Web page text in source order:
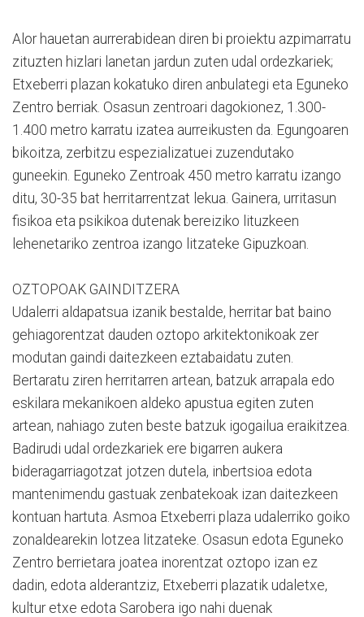
Alor hauetan aurrerabidean diren bi proiektu azpimarratu
zituzten hizlari lanetan jardun zuten udal ordezkariek;
Etxeberri plazan kokatuko diren anbulategi eta Eguneko
Zentro berriak. Osasun zentroari dagokionez, 1.300-
1.400 metro karratu izatea aurreikusten da. Egungoaren
bikoitza, zerbitzu espezializatuei zuzendutako
guneekin. Eguneko Zentroak 450 metro karratu izango
ditu, 30-35 bat herritarrentzat lekua. Gainera, urritasun
fisikoa eta psikikoa dutenak bereiziko lituzkeen
lehenetariko zentroa izango litzateke Gipuzkoan.
OZTOPOAK GAINDITZERA
Udalerri aldapatsua izanik bestalde, herritar bat baino
gehiagorentzat dauden oztopo arkitektonikoak zer
modutan gaindi daitezkeen eztabaidatu zuten.
Bertaratu ziren herritarren artean, batzuk arrapala edo
eskilara mekanikoen aldeko apustua egiten zuten
artean, nahiago zuten beste batzuk igogailua eraikitzea.
Badirudi udal ordezkariek ere bigarren aukera
bideragarriagotzat jotzen dutela, inbertsioa edota
mantenimendu gastuak zenbatekoak izan daitezkeen
kontuan hartuta. Asmoa Etxeberri plaza udalerriko goiko
zonaldearekin lotzea litzateke. Osasun edota Eguneko
Zentro berrietara joatea inorentzat oztopo izan ez
dadin, edota alderantziz, Etxeberri plazatik udaletxe,
kultur etxe edota Sarobera igo nahi duenak